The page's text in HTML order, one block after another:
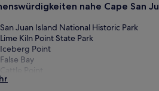
nahe Cape San
San Juan Island National Historic Park
Lime Kiln Point State Park
Iceberg Point
False Bay
Cattle Point